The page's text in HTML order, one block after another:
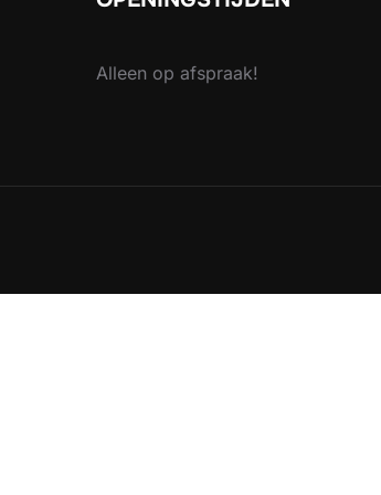
Alleen op afspraak!